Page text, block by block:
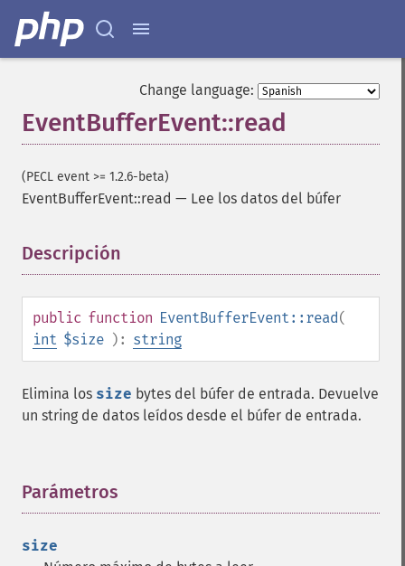
Change language:
EventBufferEvent::read
(PECL event >= 1.2.6-beta)
EventBufferEvent::read — Lee los datos del búfer
Descripción
public function EventBufferEvent::read(
int $size ): string
Elimina los size bytes del búfer de entrada. Devuelve
un string de datos leídos desde el búfer de entrada.
Parámetros
size